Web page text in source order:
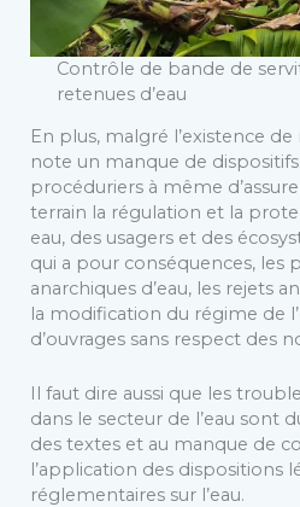
Contrôle de bande de
retenues d’eau
En plus, malgré l’existence
note un manque de
procéduriers à même
terrain la régulation et la
eau, des usagers et des
qui a pour conséquences, les
anarchiques d’eau, les rejets
la modification du régime de
d’ouvrages sans respect des
Il faut dire aussi que les
dans le secteur de l’eau sont
des textes et au manque de
l’application des dispositions
réglementaires sur l’eau.